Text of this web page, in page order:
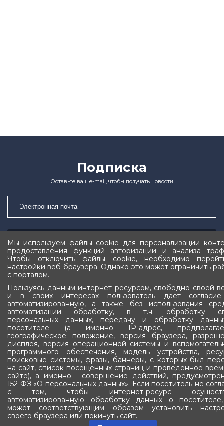
Подписка
Оставьте ваш e-mail, чтобы получать новости
Подписаться
Государственное Собрание (Ил Тумэн)
Республики Саха (Якутия)
677022, Республика Саха (Якутия)
г. Якутск, ул. Ярославского, 24/1
Мы используем файлы cookie для персонализации
предоставления функций авторизации и анализа
Чтобы отключить файлы cookie, необходимо
настройки веб-браузера. Однако это может ограничить
с порталом.
Пользуясь данным интернет ресурсом, свободно своей
и в своих интересах пользователь даёт
автоматизированную, а также без использования
автоматизации обработку, в т.ч. обработку
персональных данных, передачу и обработку
посетителе (а именно IP-адрес,
географическое положение, версия браузера,
дисплея, версия операционной системы и
программного обеспечения, модель устройства,
поисковые системы, фразы, баннеры, с которых был
на сайт, список посещённых страниц и проведённое
сайте), а именно - совершение действий,
152-ФЗ «О персональных данных». Если посетитель не
с тем, чтобы интернет-ресурс
автоматизированную обработку данных о
может соответствующим образом установить
своего браузера или покинуть сайт.